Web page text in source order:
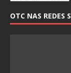
OTC NAS REDES